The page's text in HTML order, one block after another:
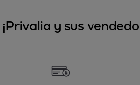
¡Privalia y sus